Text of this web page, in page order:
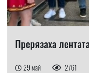
Прерязаха
29 май 2761